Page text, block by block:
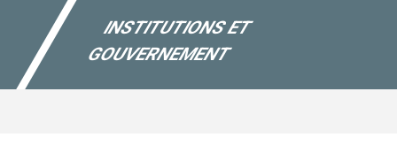
INSTITUTIONS ET
GOUVERNEMENT